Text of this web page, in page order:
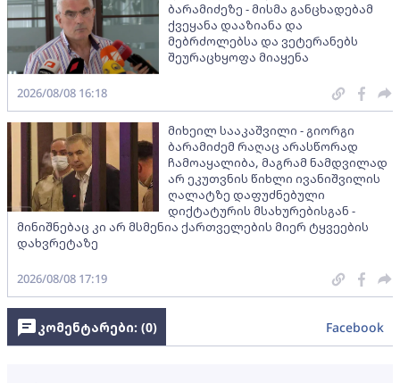
ბარამიძეზე - მისმა განცხადებამ
ქვეყანა დააზიანა და
მებრძოლებსა და ვეტერანებს
შეურაცხყოფა მიაყენა
2026/08/08 16:18
მიხეილ სააკაშვილი - გიორგი
ბარამიძემ რაღაც არასწორად
ჩამოაყალიბა, მაგრამ ნამდვილად
არ ეკუთვნის წიხლი ივანიშვილის
ღალატზე დაფუძნებული
დიქტატურის მსახურებისგან -
მინიშნებაც კი არ მსმენია ქართველების მიერ ტყვეების
დახვრეტაზე
2026/08/08 17:19
კომენტარები: (0) Facebook